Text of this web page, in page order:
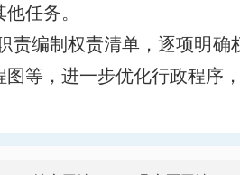
任务。
责编制权责清单，逐项明
等，进一步优化行政程序